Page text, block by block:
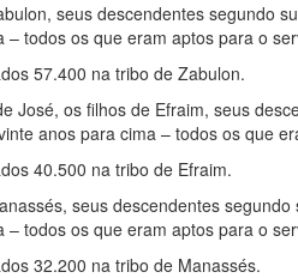
seus descendentes segundo
– todos os que eram aptos para o
57.400 na tribo de Zabulon.
José, os filhos de Efraim, seus
anos para cima – todos os que
40.500 na tribo de Efraim.
seus descendentes
– todos os que eram aptos para o
32.200 na tribo de Manassés.